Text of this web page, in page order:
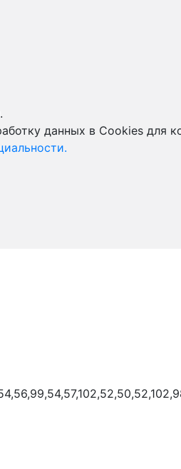
данных в Cookies для